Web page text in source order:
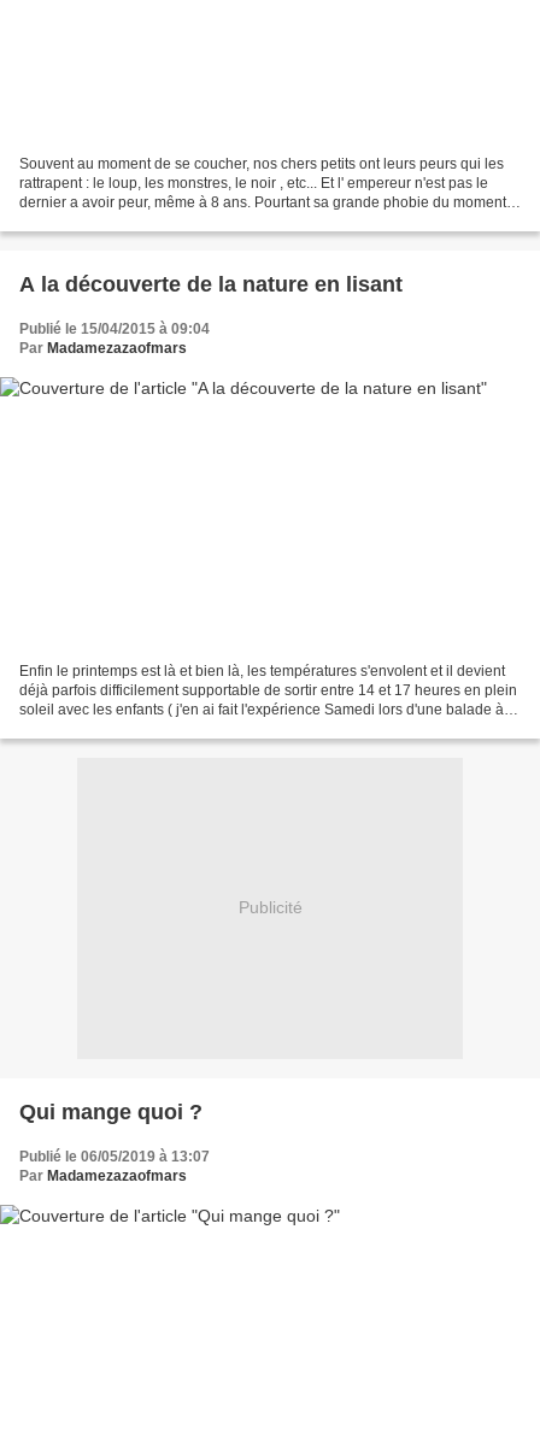
Souvent au moment de se coucher, nos chers petits ont leurs peurs qui les
rattrapent : le loup, les monstres, le noir , etc... Et l' empereur n'est pas le
dernier a avoir peur, même à 8 ans. Pourtant sa grande phobie du moment
A la découverte de la nature en lisant
Publié le 15/04/2015 à 09:04
Par Madamezazaofmars
Enfin le printemps est là et bien là, les températures s'envolent et il devient
déjà parfois difficilement supportable de sortir entre 14 et 17 heures en plein
soleil avec les enfants ( j'en ai fait l'expérience Samedi lors d'une balade à
Publicité
Qui mange quoi ?
Publié le 06/05/2019 à 13:07
Par Madamezazaofmars